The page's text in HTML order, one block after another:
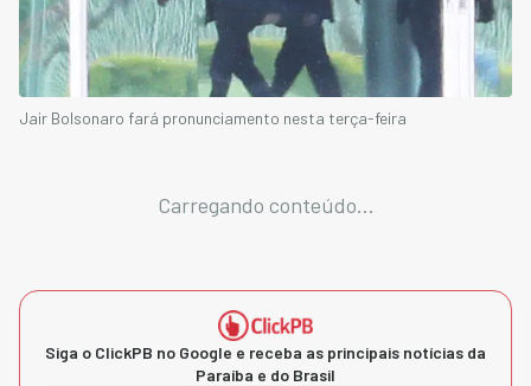
Jair Bolsonaro fará pronunciamento nesta terça-feira
Carregando conteúdo...
Siga o ClickPB no Google e receba as principais notícias da
Paraíba e do Brasil